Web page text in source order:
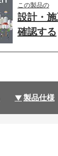
この製品の
設計・
確認する
製品仕様